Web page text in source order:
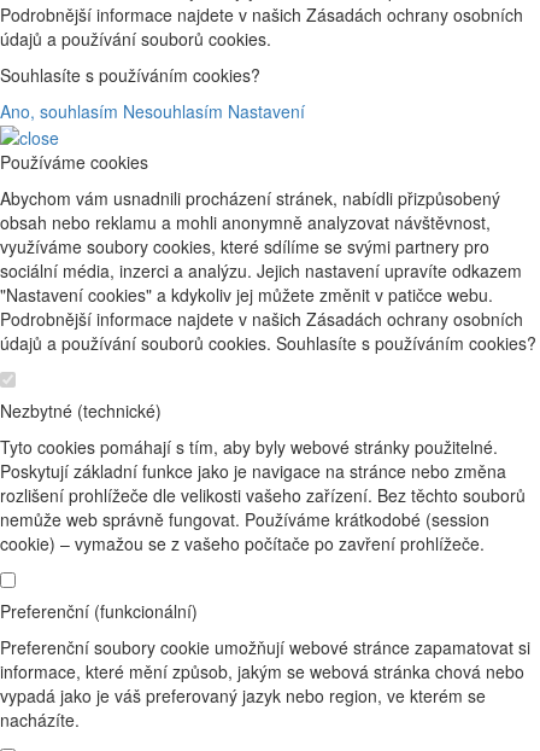
Podrobnější informace najdete v našich Zásadách ochrany osobních
údajů a používání souborů cookies.
Souhlasíte s používáním cookies?
Ano, souhlasím Nesouhlasím Nastavení
Používáme cookies
Abychom vám usnadnili procházení stránek, nabídli přizpůsobený
obsah nebo reklamu a mohli anonymně analyzovat návštěvnost,
využíváme soubory cookies, které sdílíme se svými partnery pro
sociální média, inzerci a analýzu. Jejich nastavení upravíte odkazem
"Nastavení cookies" a kdykoliv jej můžete změnit v patičce webu.
Podrobnější informace najdete v našich Zásadách ochrany osobních
údajů a používání souborů cookies. Souhlasíte s používáním cookies?
Nezbytné (technické)
Tyto cookies pomáhají s tím, aby byly webové stránky použitelné.
Poskytují základní funkce jako je navigace na stránce nebo změna
rozlišení prohlížeče dle velikosti vašeho zařízení. Bez těchto souborů
nemůže web správně fungovat. Používáme krátkodobé (session
cookie) – vymažou se z vašeho počítače po zavření prohlížeče.
Preferenční (funkcionální)
Preferenční soubory cookie umožňují webové stránce zapamatovat si
informace, které mění způsob, jakým se webová stránka chová nebo
vypadá jako je váš preferovaný jazyk nebo region, ve kterém se
nacházíte.